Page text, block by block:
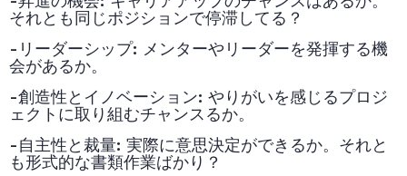
それとも同じポジションで停滞してる？
-リーダーシップ: メンターやリーダーを発揮する機
会があるか。
-創造性とイノベーション: やりがいを感じるプロジ
ェクトに取り組むチャンスるか。
-自主性と裁量: 実際に意思決定ができるか。それと
も形式的な書類作業ばかり？